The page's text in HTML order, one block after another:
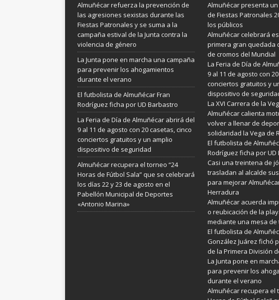
Almuñécar refuerza la prevención de
las agresiones sexistas durante las
Fiestas Patronales y se suma a la
campaña estival de la Junta contra la
violencia de género
La Junta pone en marcha una campaña
para prevenir los ahogamientos
durante el verano
El futbolista de Almuñécar Fran
Rodríguez ficha por UD Barbastro
La Feria de Día de Almuñécar abrirá del
9 al 11 de agosto con 20 casetas, cinco
conciertos gratuitos y un amplio
dispositivo de seguridad
Almuñécar recupera el torneo “24
Horas de Fútbol Sala” que se celebrará
los días 22 y 23 de agosto en el
Pabellón Municipal de Deportes
«Antonio Marina»
Almuñécar presenta
de Fiestas Patronales
los públicos
Almuñécar celebrará
primera gran quedada
de cromos del Mundial
La Feria de Día de
9 al 11 de agosto con
conciertos gratuitos y
dispositivo de
La XVI Carrera de la
Almuñécar calienta
volver a llenar de
solidaridad la Vega de
El futbolista de
Rodríguez ficha por UD
Casi una treintena de
trasladan al alcalde
para mejorar
Herradura
Almuñécar acuerda
o reubicación de la
mediante una mesa de
El futbolista de
González Juárez fichó
de la Primera División
La Junta pone en
para prevenir los
durante el verano
Almuñécar recupera el